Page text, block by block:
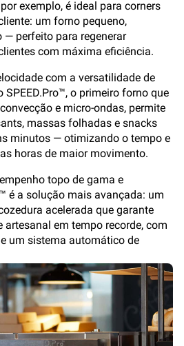
exemplo, é ideal para corners
um forno pequeno,
— perfeito para regenerar
com máxima eficiência.
com a versatilidade de
SPEED.Pro™, o primeiro forno que
e micro-ondas, permite
massas folhadas e snacks
minutos — otimizando o tempo e
horas de maior movimento.
topo de gama e
é a solução mais avançada: um
acelerada que garante
artesanal em tempo recorde, com
um sistema automático de